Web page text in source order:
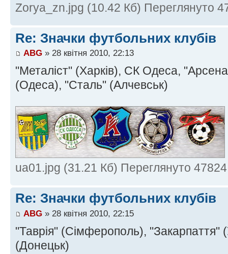
Zorya_zn.jpg (10.42 Кб) Переглянуто
Re: Значки футбольних клубів
ABG » 28 квітня 2010, 22:13
"Металіст" (Харків), СК Одеса,
(Одеса), "Сталь" (Алчевськ)
ua01.jpg (31.21 Кб) Переглянуто 47824
Re: Значки футбольних клубів
ABG » 28 квітня 2010, 22:15
"Таврія" (Сімферополь), "Закарпаття"
(Донецьк)